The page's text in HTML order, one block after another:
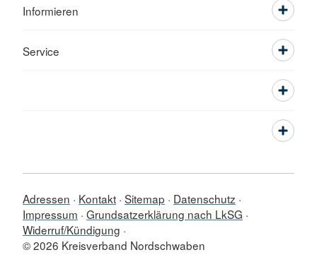
Informieren
Service
Adressen Kontakt Sitemap
Datenschutz
Impressum Grundsatzerklärung nach LkSG
Widerruf/Kündigung
© 2026 Kreisverband Nordschwaben